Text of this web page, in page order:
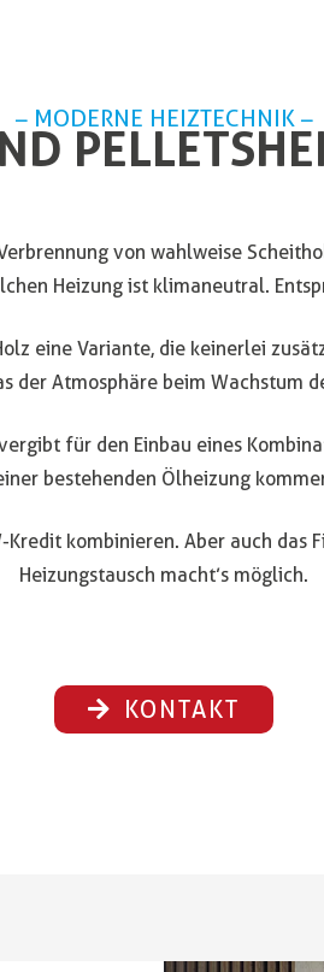
– MODERNE HEIZTECHNIK –
von wahlweise
Heizung ist klimaneutral.
eine Variante, die keinerlei
der Atmosphäre beim Wachstum
für den Einbau eines
bestehenden Ölheizung
kombinieren. Aber auch
Heizungstausch macht’s möglich.
KONTAKT